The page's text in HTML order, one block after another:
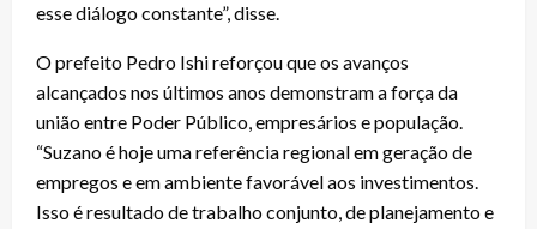
esse diálogo constante”, disse.
O prefeito Pedro Ishi reforçou que os avanços
alcançados nos últimos anos demonstram a força da
união entre Poder Público, empresários e população.
“Suzano é hoje uma referência regional em geração de
empregos e em ambiente favorável aos investimentos.
Isso é resultado de trabalho conjunto, de planejamento e